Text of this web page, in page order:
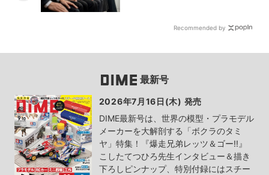
Recommended by
最新号
2026年7月16日(木) 発売
DIME最新号は、世界の模型・プラモデル
メーカーを大解剖する「ボクラのタミ
ヤ」特集！『爆走兄弟レッツ＆ゴー!!』
こしたてつひろ先生インタビュー＆描き
下ろしピンナップ、特別付録にはスチー